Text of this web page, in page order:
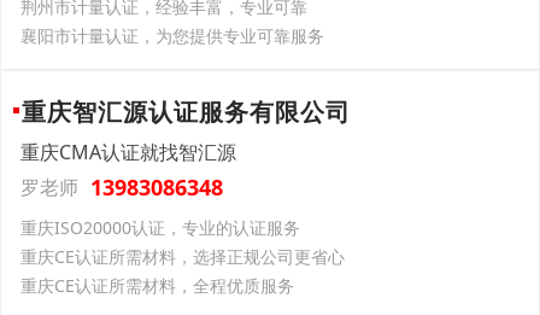
荆州市计量认证，经验丰富，专业可靠
襄阳市计量认证，为您提供专业可靠服务
重庆智汇源认证服务有限公司
重庆CMA认证就找智汇源
罗老师 13983086348
重庆ISO20000认证，专业的认证服务
重庆CE认证所需材料，选择正规公司更省心
重庆CE认证所需材料，全程优质服务